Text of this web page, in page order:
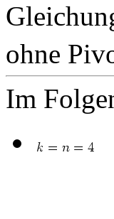
ohne
Im